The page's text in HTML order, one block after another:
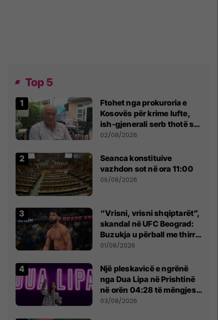
Top 5
Ftohet nga prokuroria e
Kosovës për krime lufte,
ish-gjenerali serb thotë se
dikush e tradhtoi në
02/08/2026
Seanca konstituive
vazhdon sot në ora 11:00
06/08/2026
“Vrisni, vrisni shqiptarët”,
skandal në UFC Beograd:
Buzukja u përball me thirrje
anti-shqiptare nga
01/08/2026
Një pleskavicë e ngrënë
nga Dua Lipa në Prishtinë
në orën 04:28 të mëngjesit
- dhe bota digjitale serbe
03/08/2026